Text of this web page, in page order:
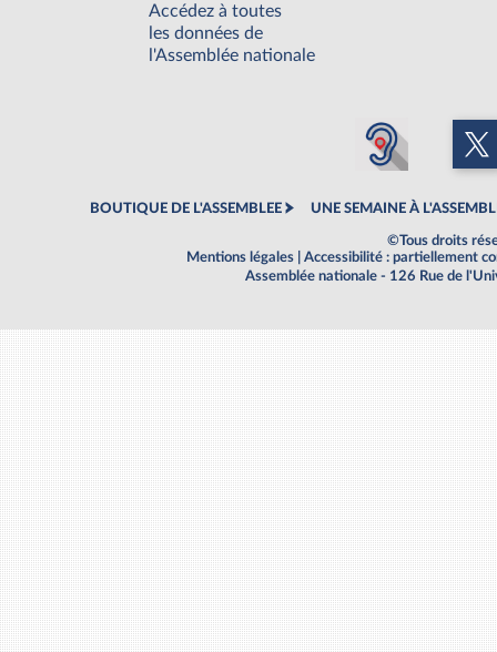
Accédez à toutes
les données de
l'Assemblée nationale
BOUTIQUE DE L'ASSEMBLEE UNE SEMAINE À
©Tous droits
Mentions légales
Accessibilité : partiellement
Assemblée nationale - 126 Rue de